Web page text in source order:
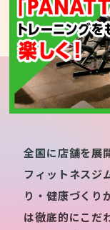
全国に店舗を展
フィットネスジ
り・健康づくり
は徹底的にこだ